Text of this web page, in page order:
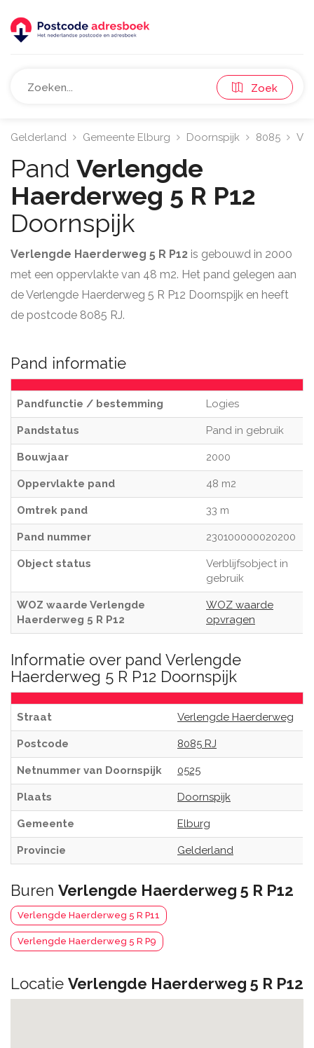
Zoek
Gelderland Gemeente Elburg Doornspijk 8085
Pand Verlengde
Haerderweg 5 R P12
Doornspijk
Verlengde Haerderweg 5 R P12 is gebouwd in 2000
met een oppervlakte van 48 m2. Het pand gelegen aan
de Verlengde Haerderweg 5 R P12 Doornspijk en heeft
de postcode 8085 RJ.
Pand informatie
Pandfunctie / bestemming Logies
Pandstatus Pand in gebruik
Bouwjaar 2000
Oppervlakte pand 48 m2
Omtrek pand 33 m
Pand nummer 230100000020200
Object status
Verblijfsobject in
gebruik
WOZ waarde Verlengde
Haerderweg 5 R P12
WOZ waarde
opvragen
Informatie over pand Verlengde
Haerderweg 5 R P12 Doornspijk
Straat Verlengde Haerderweg
Postcode 8085 RJ
Netnummer van Doornspijk 0525
Plaats Doornspijk
Gemeente Elburg
Provincie Gelderland
Buren Verlengde Haerderweg 5 R P12
Verlengde Haerderweg 5 R P11
Verlengde Haerderweg 5 R P9
Locatie Verlengde Haerderweg 5 R P12